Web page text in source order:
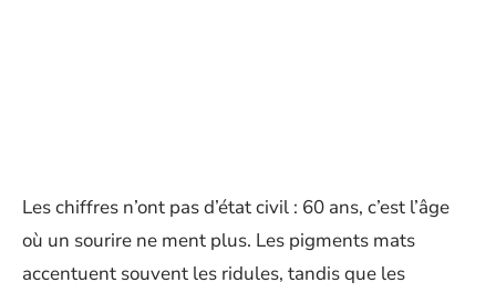
Les chiffres n’ont pas d’état civil : 60 ans, c’est l’âge
où un sourire ne ment plus. Les pigments mats
accentuent souvent les ridules, tandis que les